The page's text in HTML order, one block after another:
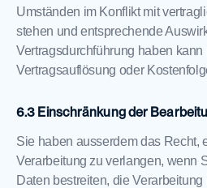
Umständen im Konflikt mit
stehen und entsprechende
Vertragsdurchführung haben kann
Vertragsauflösung oder
Einschränkung der
Sie haben ausserdem das Recht,
Verarbeitung zu verlangen, wenn
Daten bestreiten, die